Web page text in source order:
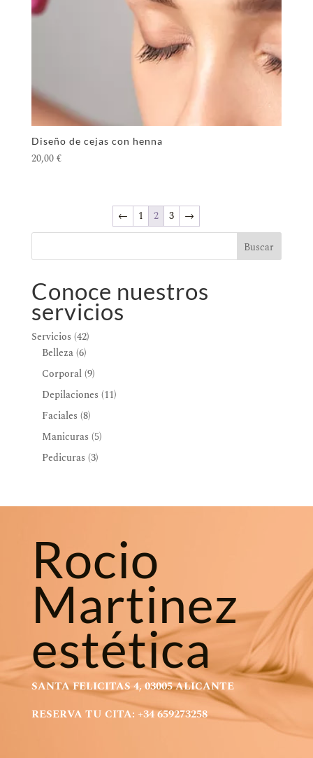
Diseño de cejas con henna
20,00€
← 1 2 3 →
Buscar
Conoce nuestros
servicios
Servicios 4242
productos
Belleza 66
productos
Corporal 99
productos
Depilaciones 1111
Faciales 88
productos
Manicuras 55
Pedicuras 33
Rocio
Martinez
estética
SANTA FELICITAS 4, 03005 ALICANTE
RESERVA TU CITA: +34 659273258